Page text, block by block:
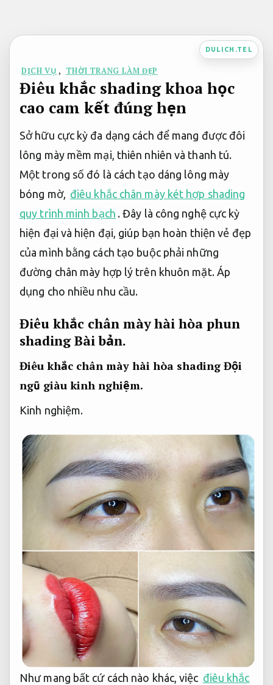
nội
dung
DULICH.TEL
DỊCH VỤ , THỜI TRANG LÀM ĐẸP
Điêu khắc shading khoa học
cao cam kết đúng hẹn
Sở hữu cực kỳ đa dạng cách để mang được đôi
lông mày mềm mại, thiên nhiên và thanh tú.
Một trong số đó là cách tạo dáng lông mày
bóng mờ, điêu khắc chân mày két hợp shading
quy trình minh bạch . Đây là công nghệ cực kỳ
hiện đại và hiện đại, giúp bạn hoàn thiện vẻ đẹp
của mình bằng cách tạo buộc phải những
đường chân mày hợp lý trên khuôn mặt. Áp
dụng cho nhiều nhu cầu.
Điêu khắc chân mày hài hòa phun
shadingBài bản.
Điêu khắc chân mày hài hòa shading Đội
ngũ giàu kinh nghiệm.
Kinh nghiệm.
Như mang bất cứ cách nào khác, việc điêu khắc